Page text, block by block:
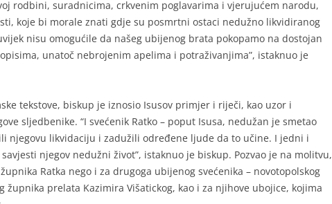
rodbini, suradnicima, crkvenim poglavarima i vjerujućem narodu,
koje bi morale znati gdje su posmrtni ostaci nedužno likvidiranog
nisu omogućile da našeg ubijenog brata pokopamo na dostojan
unatoč nebrojenim apelima i potraživanjima”, istaknuo je
tekstove, biskup je iznosio Isusov primjer i riječi, kao uzor i
sljedbenike. “I svećenik Ratko – poput Isusa, nedužan je smetao
njegovu likvidaciju i zadužili određene ljude da to učine. I jedni i
njegov nedužni život”, istaknuo je biskup. Pozvao je na molitvu,
Ratka nego i za drugoga ubijenog svećenika – novotopolskog
župnika prelata Kazimira Višatickog, kao i za njihove ubojice, kojima